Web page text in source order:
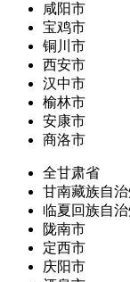
咸阳市
宝鸡市
铜川市
西安市
汉中市
榆林市
安康市
商洛市
全甘肃省
甘南藏族自治
临夏回族自治
陇南市
定西市
庆阳市